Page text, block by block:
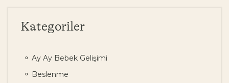
Kategoriler
Ay Ay Bebek Gelişimi
Beslenme